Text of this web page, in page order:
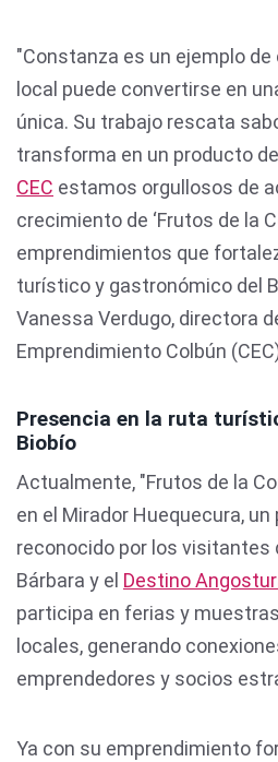
"Constanza es un ejemplo
local puede convertirse en
única. Su trabajo rescata
transforma en un producto
CEC estamos orgullosos de
crecimiento de ‘Frutos de la
emprendimientos que
turístico y gastronómico del
Vanessa Verdugo, directora
Emprendimiento Colbún
Presencia en la ruta
Biobío
Actualmente, "Frutos de la
en el Mirador Huequecura,
reconocido por los visitantes
Bárbara y el Destino
participa en ferias y
locales, generando
emprendedores y socios
Ya con su emprendimiento